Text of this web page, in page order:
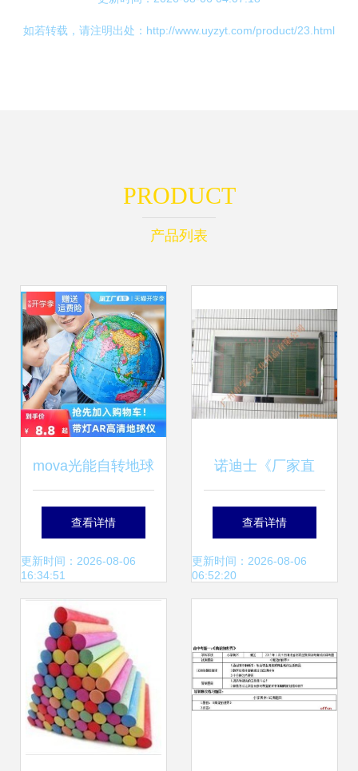
如若转载，请注明出处：http://www.uyzyt.com/product/23.html
PRODUCT
产品列表
mova光能自转地球
仪 点亮地理教学的
智能助手
查看详情
更新时间：2026-08-06
16:34:51
诺迪士《厂家直
销》 贴线板在教
学、办公与工厂中
场价值
查看详情
更新时间：2026-08-06
06:52:20